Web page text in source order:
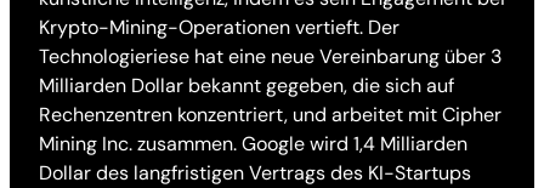
Krypto-Mining-Operationen vertieft. Der
Technologieriese hat eine neue Vereinbarung über 3
Milliarden Dollar bekannt gegeben, die sich auf
Rechenzentren konzentriert, und arbeitet mit Cipher
Mining Inc. zusammen. Google wird 1,4 Milliarden
Dollar des langfristigen Vertrags des KI-Startups